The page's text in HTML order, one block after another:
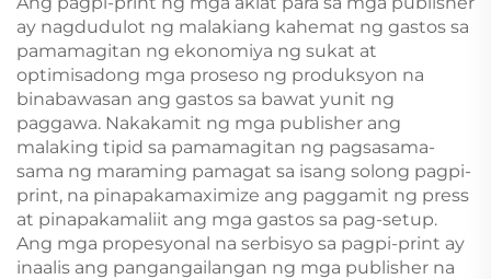
May Dami, at
Pininturahan ang mga
Gilid
ay nagdudulot ng malakiang kahemat ng gastos sa
pamamagitan ng ekonomiya ng sukat at
optimisadong mga proseso ng produksyon na
binabawasan ang gastos sa bawat yunit ng
paggawa. Nakakamit ng mga publisher ang
malaking tipid sa pamamagitan ng pagsasama-
sama ng maraming pamagat sa isang solong pagpi-
print, na pinapakamaximize ang paggamit ng press
at pinapakamaliit ang mga gastos sa pag-setup.
Ang mga propesyonal na serbisyo sa pagpi-print ay
inaalis ang pangangailangan ng mga publisher na